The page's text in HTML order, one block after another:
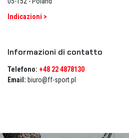
Indicazioni >
Informazioni di contatto
Telefono: +48 22 4878130
Email: biuro@ff-sport.pl